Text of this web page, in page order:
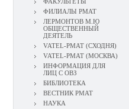
ФИЛИАЛЫ РМАТ
ЛЕРМОНТОВ М.Ю
ОБЩЕСТВЕННЫЙ
ДЕЯТЕЛЬ
VATEL-РМАТ (СХОДНЯ)
VATEL-РМАТ (МОСКВА)
ИНФОРМАЦИЯ ДЛЯ
ЛИЦ С ОВЗ
БИБЛИОТЕКА
ВЕСТНИК РМАТ
НАУКА